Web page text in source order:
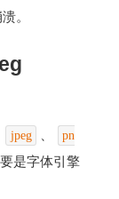
。
jpeg
pn
是字体引擎